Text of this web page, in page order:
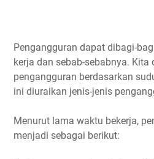
Pengangguran dapat dibagi-
kerja dan sebab-sebabnya.
pengangguran berdasarkan
ini diuraikan jenis-jenis
Menurut lama waktu bekerja,
menjadi sebagai berikut: